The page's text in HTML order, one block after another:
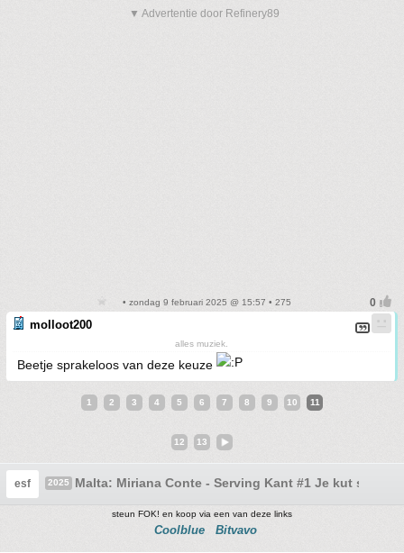
▼ Advertentie door Refinery89
• zondag 9 februari 2025 @ 15:57 • 275
molloot200
alles muziek.
Beetje sprakeloos van deze keuze
1 2 3 4 5 6 7 8 9 10 11
12 13
esf 2025 Malta: Miriana Conte - Serving Kant #1 Je kut
steun FOK! en koop via een van deze links
Coolblue Bitvavo